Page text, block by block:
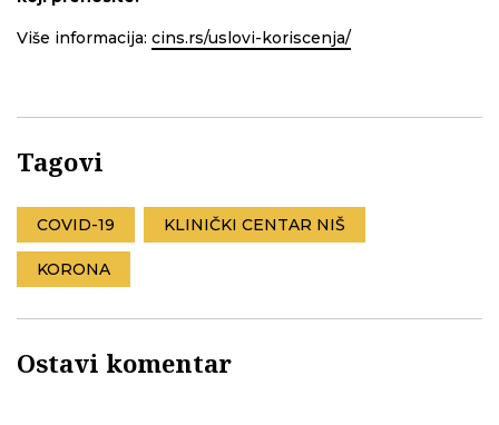
Više informacija: cins.rs/uslovi-koriscenja/
Tagovi
COVID-19 KLINIČKI CENTAR NIŠ
KORONA
Ostavi komentar